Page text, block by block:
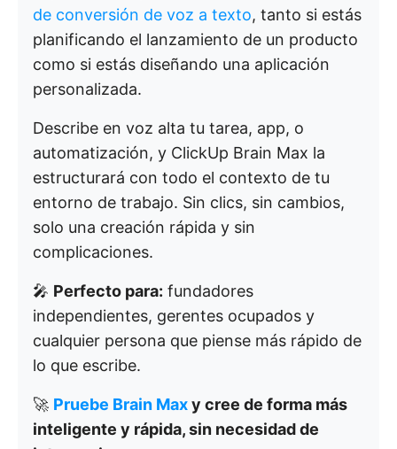
de conversión de voz a texto, tanto si estás
planificando el lanzamiento de un producto
como si estás diseñando una aplicación
personalizada.
Describe en voz alta tu tarea, app, o
automatización, y ClickUp Brain Max la
estructurará con todo el contexto de tu
entorno de trabajo. Sin clics, sin cambios,
solo una creación rápida y sin
complicaciones.
🎤 Perfecto para: fundadores
independientes, gerentes ocupados y
cualquier persona que piense más rápido de
lo que escribe.
🚀 Pruebe Brain Maxy cree de forma más
inteligente y rápida, sin necesidad de